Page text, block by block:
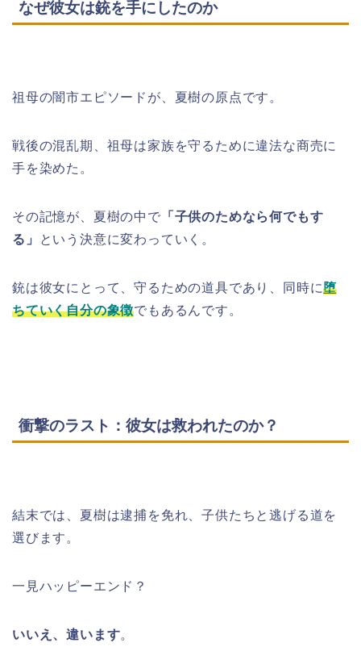
なぜ彼女は銃を手にしたのか
祖母の闇市エピソードが、夏樹の原点です。
戦後の混乱期、祖母は家族を守るために違法な商売に
手を染めた。
その記憶が、夏樹の中で 「子供のためなら何でもす
る」
という決意に変わっていく。
銃は彼女にとって、守るための道具であり、同時に堕
ちていく自分の象徴でもあるんです。
衝撃のラスト：彼女は救われたのか？
結末では、夏樹は逮捕を免れ、子供たちと逃げる道を
選びます。
一見ハッピーエンド？
いいえ、違います。